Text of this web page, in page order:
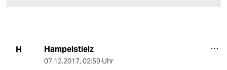
H Hampelstielz
07.12.2017, 02:59 Uhr